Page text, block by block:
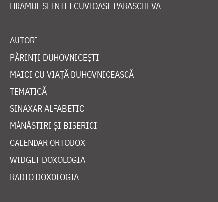
HRAMUL SFINTEI CUVIOASE PARASCHEVA
AUTORI
PĂRINȚI DUHOVNICEȘTI
MAICI CU VIAȚĂ DUHOVNICEASCĂ
TEMATICĂ
SINAXAR ALFABETIC
MĂNĂSTIRI ȘI BISERICI
CALENDAR ORTODOX
WIDGET DOXOLOGIA
RADIO DOXOLOGIA